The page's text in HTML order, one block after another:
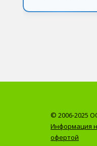
© 2006-2025
Информация
офертой